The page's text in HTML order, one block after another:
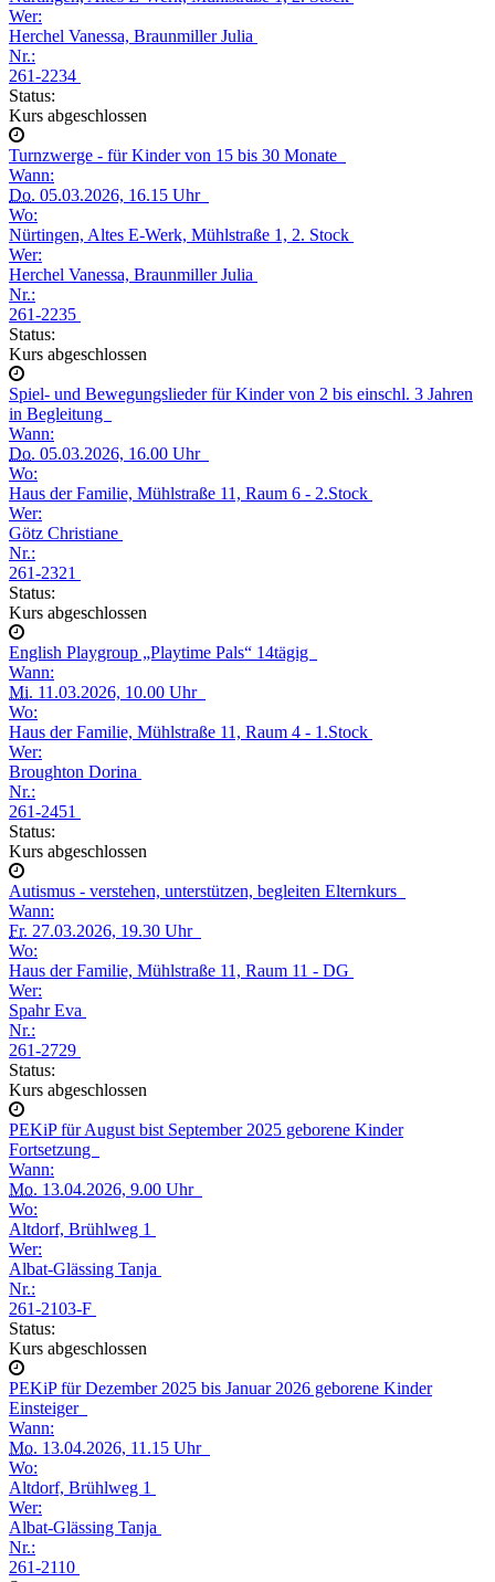
Wer:
Herchel Vanessa, Braunmiller Julia
Nr.:
261-2234
Status:
Kurs abgeschlossen
Turnzwerge - für Kinder von 15 bis 30 Monate
Wann:
Do. 05.03.2026, 16.15 Uhr
Wo:
Nürtingen, Altes E-Werk, Mühlstraße 1, 2. Stock
Wer:
Herchel Vanessa, Braunmiller Julia
Nr.:
261-2235
Status:
Kurs abgeschlossen
Spiel- und Bewegungslieder für Kinder von 2 bis einschl. 3 Jahren
in Begleitung
Wann:
Do. 05.03.2026, 16.00 Uhr
Wo:
Haus der Familie, Mühlstraße 11, Raum 6 - 2.Stock
Wer:
Götz Christiane
Nr.:
261-2321
Status:
Kurs abgeschlossen
English Playgroup „Playtime Pals“ 14tägig
Wann:
Mi. 11.03.2026, 10.00 Uhr
Wo:
Haus der Familie, Mühlstraße 11, Raum 4 - 1.Stock
Wer:
Broughton Dorina
Nr.:
261-2451
Status:
Kurs abgeschlossen
Autismus - verstehen, unterstützen, begleiten Elternkurs
Wann:
Fr. 27.03.2026, 19.30 Uhr
Wo:
Haus der Familie, Mühlstraße 11, Raum 11 - DG
Wer:
Spahr Eva
Nr.:
261-2729
Status:
Kurs abgeschlossen
PEKiP für August bist September 2025 geborene Kinder
Fortsetzung
Wann:
Mo. 13.04.2026, 9.00 Uhr
Wo:
Altdorf, Brühlweg 1
Wer:
Albat-Glässing Tanja
Nr.:
261-2103-F
Status:
Kurs abgeschlossen
PEKiP für Dezember 2025 bis Januar 2026 geborene Kinder
Einsteiger
Wann:
Mo. 13.04.2026, 11.15 Uhr
Wo:
Altdorf, Brühlweg 1
Wer:
Albat-Glässing Tanja
Nr.:
261-2110